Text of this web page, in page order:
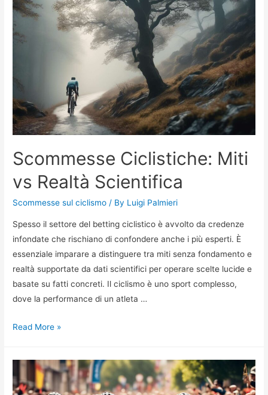
Scommettono
sul
Ciclismo?
Scommesse Ciclistiche: Miti
vs Realtà Scientifica
Scommesse sul ciclismo / By Luigi Palmieri
Spesso il settore del betting ciclistico è avvolto da credenze
infondate che rischiano di confondere anche i più esperti. È
essenziale imparare a distinguere tra miti senza fondamento e
realtà supportate da dati scientifici per operare scelte lucide e
basate su fatti concreti. Il ciclismo è uno sport complesso,
dove la performance di un atleta …
Scommesse
Realtà
Read More »